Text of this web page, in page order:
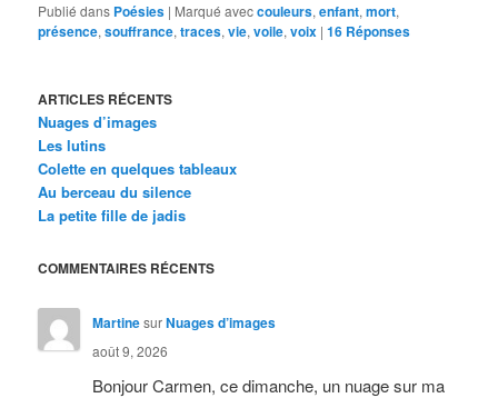
Publié dans Poésies | Marqué aveccouleurs,enfant,mort,
présence,souffrance,traces,vie,voile,voix |16 Réponses
ARTICLES RÉCENTS
Nuages d’images
Les lutins
Colette en quelques tableaux
Au berceau du silence
La petite fille de jadis
COMMENTAIRES RÉCENTS
MartinesurNuages d’images
août 9, 2026
Bonjour Carmen, ce dimanche, un nuage sur ma